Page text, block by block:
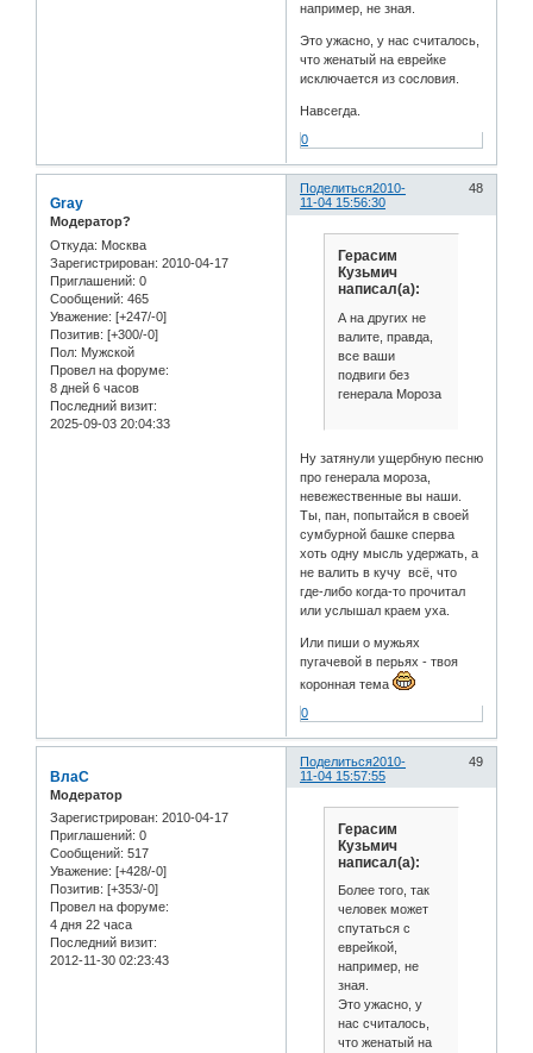
например, не зная.
Это ужасно, у нас считалось,
что женатый на еврейке
исключается из сословия.
Навсегда.
0
Поделиться 48
2010-
11-04 15:56:30
Gray
Модератор?
Откуда: Москва
Зарегистрирован: 2010-04-17
Приглашений: 0
Сообщений: 465
Уважение: [+247/-0]
Позитив: [+300/-0]
Пол: Мужской
Провел на форуме:
8 дней 6 часов
Последний визит:
2025-09-03 20:04:33
Герасим
Кузьмич
написал(а):
А на других не
валите, правда,
все ваши
подвиги без
генерала Мороза
Ну затянули ущербную песню
про генерала мороза,
невежественные вы наши.
Ты, пан, попытайся в своей
сумбурной башке сперва
хоть одну мысль удержать, а
не валить в кучу всё, что
где-либо когда-то прочитал
или услышал краем уха.
Или пиши о мужьях
пугачевой в перьях - твоя
коронная тема
0
Поделиться 49
2010-
11-04 15:57:55
ВлаС
Модератор
Зарегистрирован: 2010-04-17
Приглашений: 0
Сообщений: 517
Уважение: [+428/-0]
Позитив: [+353/-0]
Провел на форуме:
4 дня 22 часа
Последний визит:
2012-11-30 02:23:43
Герасим
Кузьмич
написал(а):
Более того, так
человек может
спутаться с
еврейкой,
например, не
зная.
Это ужасно, у
нас считалось,
что женатый на